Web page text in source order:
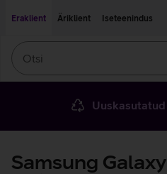
Eraklient
Äriklient Iseteenindus
Samsung